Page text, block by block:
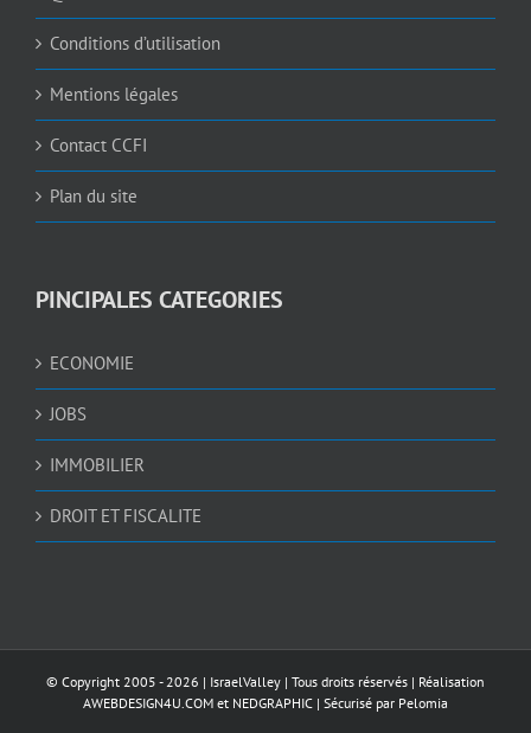
Conditions d’utilisation
Mentions légales
Contact CCFI
Plan du site
PINCIPALES CATEGORIES
ECONOMIE
JOBS
IMMOBILIER
DROIT ET FISCALITE
© Copyright 2005 - 2026 | IsraelValley | Tous droits réservés | Réalisation
AWEBDESIGN4U.COM et NEDGRAPHIC | Sécurisé par Pelomia